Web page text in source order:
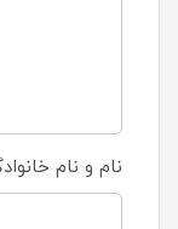
نام و نام